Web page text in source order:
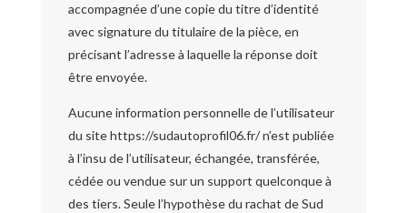
accompagnée d’une copie du titre d’identité
avec signature du titulaire de la pièce, en
précisant l’adresse à laquelle la réponse doit
être envoyée.
Aucune information personnelle de l’utilisateur
du site https://sudautoprofil06.fr/ n’est publiée
à l’insu de l’utilisateur, échangée, transférée,
cédée ou vendue sur un support quelconque à
des tiers. Seule l’hypothèse du rachat de Sud